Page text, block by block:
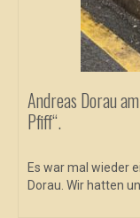
Andreas Dorau
Pfiff“.
Es war mal wieder
Dorau. Wir hatten